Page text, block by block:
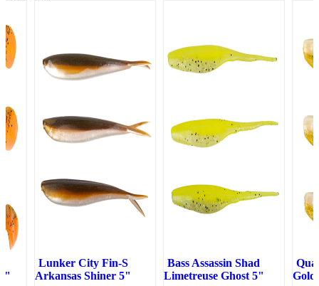
Lunker City Fin-S
Arkansas Shiner 5"
Bass Assassin Shad
Limetreuse Ghost 5"
Gold